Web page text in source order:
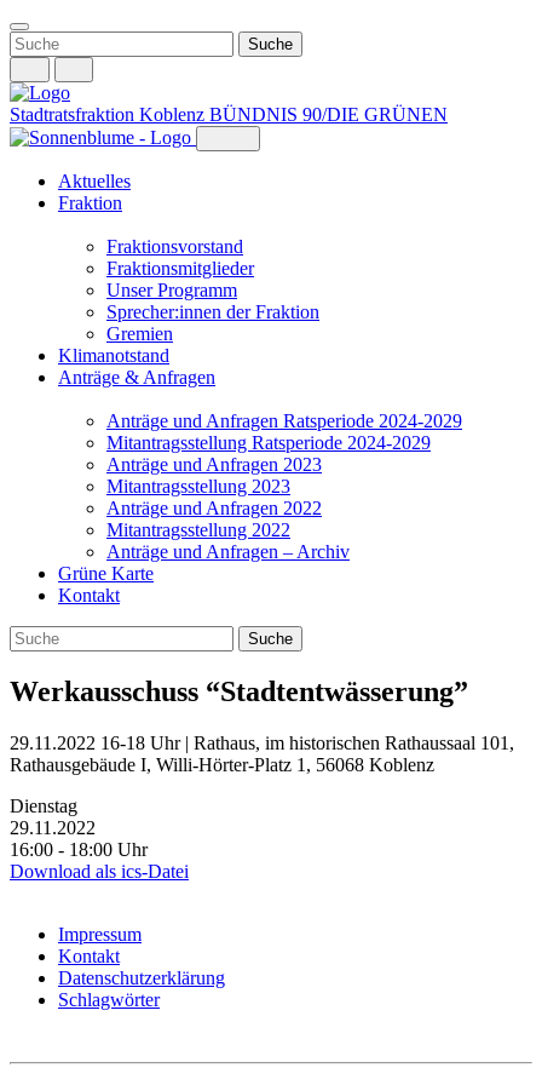
Weiter
zum
Inhalt
Stadtratsfraktion Koblenz BÜNDNIS 90/DIE GRÜNEN
Aktuelles
Fraktion
Fraktionsvorstand
Fraktionsmitglieder
Unser Programm
Sprecher:innen der Fraktion
Gremien
Klimanotstand
Anträge & Anfragen
Anträge und Anfragen Ratsperiode 2024-2029
Mitantragsstellung Ratsperiode 2024-2029
Anträge und Anfragen 2023
Mitantragsstellung 2023
Anträge und Anfragen 2022
Mitantragsstellung 2022
Anträge und Anfragen – Archiv
Grüne Karte
Kontakt
Werkausschuss “Stadtentwässerung”
29.11.2022 16-18 Uhr | Rathaus, im historischen Rathaussaal 101,
Rathausgebäude I, Willi-Hörter-Platz 1, 56068 Koblenz
Dienstag
29.11.2022
16:00 ‐ 18:00 Uhr
Download als ics-Datei
Impressum
Kontakt
Datenschutzerklärung
Schlagwörter